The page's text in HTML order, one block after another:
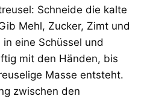
Schneide die kalte
Mehl, Zucker, Zimt und
eine Schüssel und
mit den Händen, bis
Masse entsteht.
zwischen den